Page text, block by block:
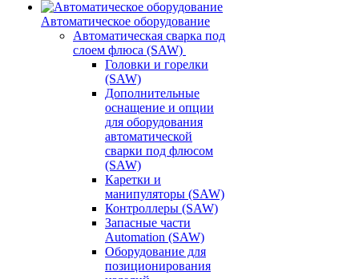
Автоматическое оборудование
Автоматическая сварка под
слоем флюса (SAW)
Головки и горелки
(SAW)
Дополнительные
оснащение и опции
для оборудования
автоматической
сварки под флюсом
(SAW)
Каретки и
манипуляторы (SAW)
Контроллеры (SAW)
Запасные части
Automation (SAW)
Оборудование для
позиционирования